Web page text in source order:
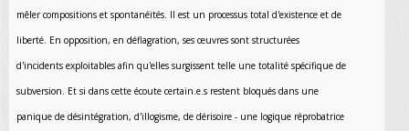
mêler compositions et spontanéités. Il est un processus total d'existence et de
liberté. En opposition, en déflagration, ses œuvres sont structurées
d'incidents exploitables afin qu'elles surgissent telle une totalité spécifique de
subversion. Et si dans cette écoute certain.e.s restent bloqués dans une
panique de désintégration, d'illogisme, de dérisoire - une logique réprobatrice